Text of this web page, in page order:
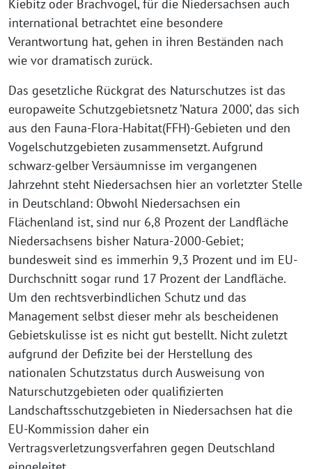
Kiebitz oder Brachvogel, für die Niedersachsen auch
international betrachtet eine besondere
Verantwortung hat, gehen in ihren Beständen nach
wie vor dramatisch zurück.
Das gesetzliche Rückgrat des Naturschutzes ist das
europaweite Schutzgebietsnetz ’Natura 2000‘, das sich
aus den Fauna-Flora-Habitat(FFH)-Gebieten und den
Vogelschutzgebieten zusammensetzt. Aufgrund
schwarz-gelber Versäumnisse im vergangenen
Jahrzehnt steht Niedersachsen hier an vorletzter Stelle
in Deutschland: Obwohl Niedersachsen ein
Flächenland ist, sind nur 6,8 Prozent der Landfläche
Niedersachsens bisher Natura-2000-Gebiet;
bundesweit sind es immerhin 9,3 Prozent und im EU-
Durchschnitt sogar rund 17 Prozent der Landfläche.
Um den rechtsverbindlichen Schutz und das
Management selbst dieser mehr als bescheidenen
Gebietskulisse ist es nicht gut bestellt. Nicht zuletzt
aufgrund der Defizite bei der Herstellung des
nationalen Schutzstatus durch Ausweisung von
Naturschutzgebieten oder qualifizierten
Landschaftsschutzgebieten in Niedersachsen hat die
EU-Kommission daher ein
Vertragsverletzungsverfahren gegen Deutschland